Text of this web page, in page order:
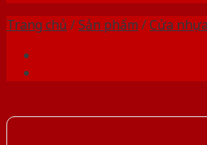
Trang chủ /Sản phẩm /Cửa nhựa